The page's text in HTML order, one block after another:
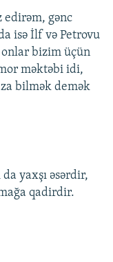
gənc
isə İlf və Petrovu
bizim üçün
məktəbi idi,
bilmək demək
yaxşı əsərdir,
qadirdir.